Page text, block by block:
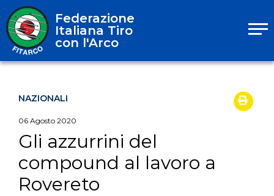
Federazione
Italiana Tiro
con l'Arco
NAZIONALI
06 Agosto 2020
Gli azzurrini del
compound al lavoro a
Rovereto